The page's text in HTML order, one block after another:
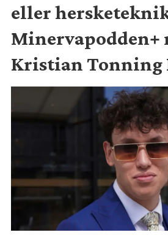
eller
Minervapodden+
Kristian Tonning